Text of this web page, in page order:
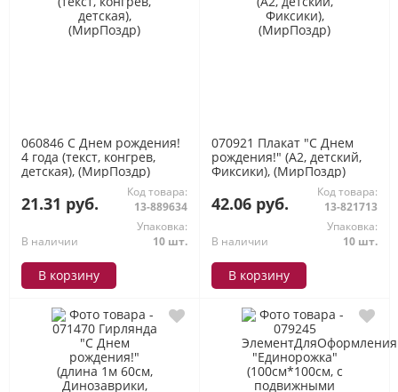
060846 С Днем рождения!
4 года (текст, конгрев,
детская), (МирПоздр)
21.31 руб.
Код товара:
13-889634
В наличии
Упаковка:
10 шт.
В корзину
070921 Плакат "С Днем
рождения!" (А2, детский,
Фиксики), (МирПоздр)
42.06 руб.
Код товара:
13-821713
В наличии
Упаковка:
10 шт.
В корзину